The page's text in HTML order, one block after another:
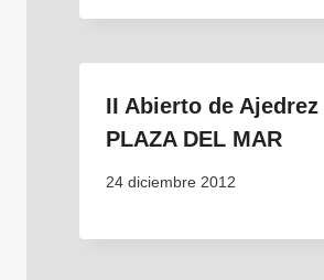
II Abierto de Ajedrez
PLAZA DEL MAR
24 diciembre 2012